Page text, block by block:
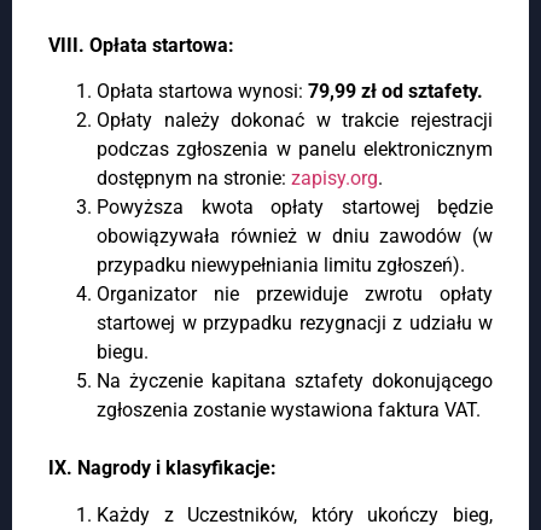
VIII. Opłata startowa:
Opłata startowa wynosi: 79,99 zł od sztafety.
Opłaty należy dokonać w trakcie rejestracji
podczas zgłoszenia w panelu elektronicznym
dostępnym na stronie: zapisy.org.
Powyższa kwota opłaty startowej będzie
obowiązywała również w dniu zawodów (w
przypadku niewypełniania limitu zgłoszeń).
Organizator nie przewiduje zwrotu opłaty
startowej w przypadku rezygnacji z udziału w
biegu.
Na życzenie kapitana sztafety dokonującego
zgłoszenia zostanie wystawiona faktura VAT.
IX. Nagrody i klasyfikacje:
Każdy z Uczestników, który ukończy bieg,